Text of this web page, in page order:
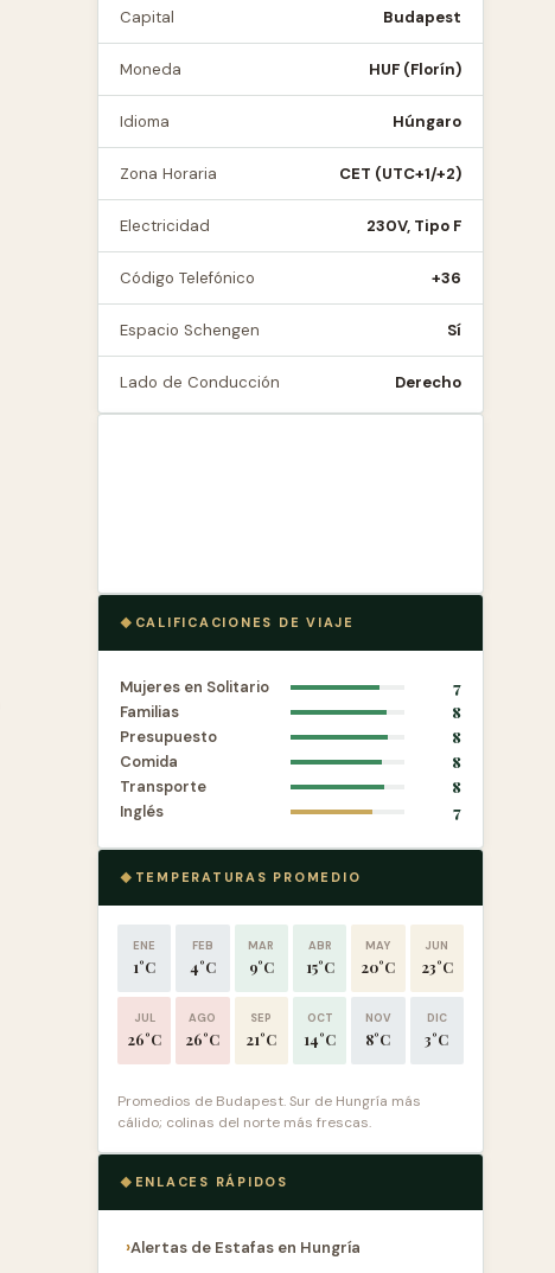
Capital Budapest
Moneda HUF (Florín)
Idioma Húngaro
Zona Horaria CET (UTC+1/+2)
Electricidad 230V, Tipo F
Código Telefónico +36
Espacio Schengen Sí
Lado de Conducción Derecho
CALIFICACIONES DE VIAJE
Mujeres en Solitario
7
Familias
8
Presupuesto
8
Comida
8
Transporte
8
Inglés
7
TEMPERATURAS PROMEDIO
ENE
1°C
FEB
4°C
MAR
9°C
ABR
15°C
MAY
20°C
JUN
23°C
JUL
26°C
AGO
26°C
SEP
21°C
OCT
14°C
NOV
8°C
DIC
3°C
Promedios de Budapest. Sur de Hungría más
cálido; colinas del norte más frescas.
ENLACES RÁPIDOS
Alertas de Estafas en Hungría